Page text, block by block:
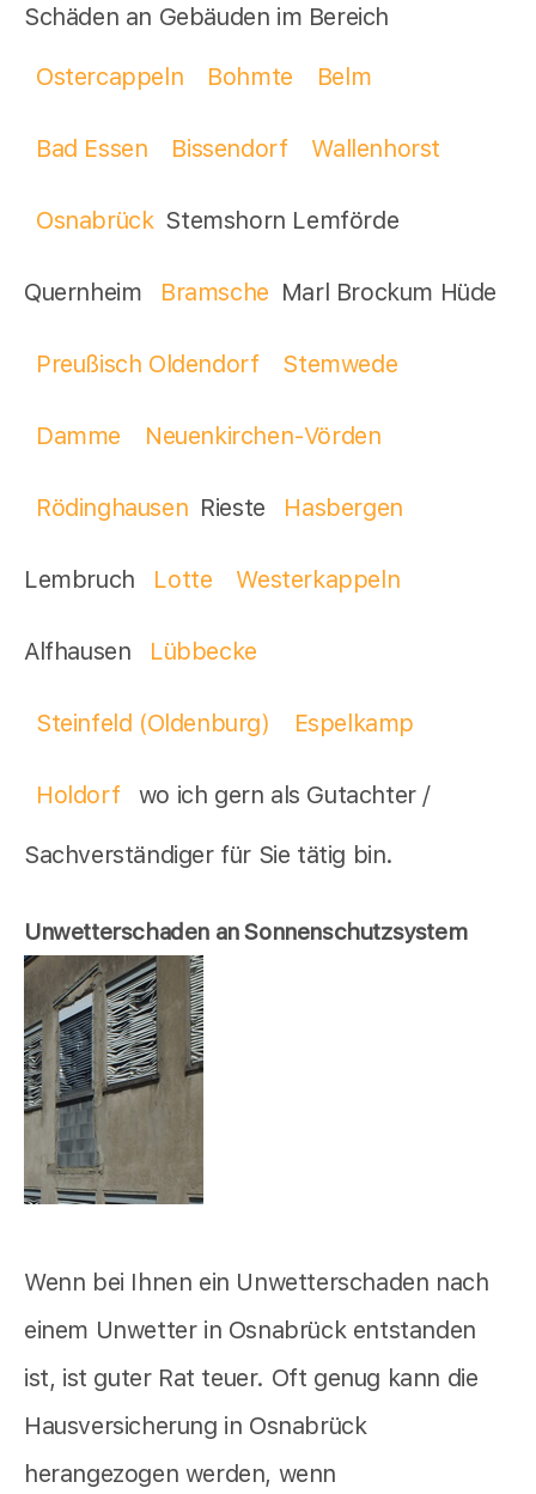
Schäden an Gebäuden im Bereich
Ostercappeln Bohmte Belm
Bad Essen Bissendorf Wallenhorst
Osnabrück Stemshorn Lemförde
Quernheim Bramsche Marl Brockum Hüde
Preußisch Oldendorf Stemwede
Damme Neuenkirchen-Vörden
Rödinghausen Rieste Hasbergen
Lembruch Lotte Westerkappeln
Alfhausen Lübbecke
Steinfeld (Oldenburg) Espelkamp
Holdorf wo ich gern als Gutachter /
Sachverständiger für Sie tätig bin.
Unwetterschaden an Sonnenschutzsystem
Wenn bei Ihnen ein Unwetterschaden nach
einem Unwetter in Osnabrück entstanden
ist, ist guter Rat teuer. Oft genug kann die
Hausversicherung in Osnabrück
herangezogen werden, wenn